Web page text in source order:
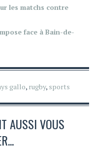
les matchs contre
face à Bain-de-
gallo, rugby, sports
AUSSI VOUS